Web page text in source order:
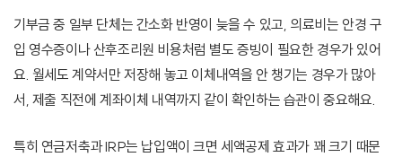
기부금 중 일부 단체는 간소화 반영이 늦을 수 있고, 의료비는 안경 구
입 영수증이나 산후조리원 비용처럼 별도 증빙이 필요한 경우가 있어
요. 월세도 계약서만 저장해 놓고 이체내역을 안 챙기는 경우가 많아
서, 제출 직전에 계좌이체 내역까지 같이 확인하는 습관이 중요해요.
특히 연금저축과 IRP는 납입액이 크면 세액공제 효과가 꽤 크기 때문